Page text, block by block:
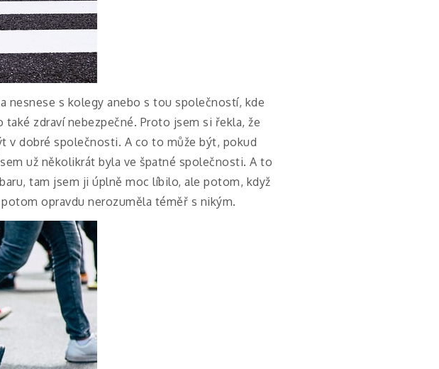
nesnese s kolegy anebo s tou společností, kde
zdraví nebezpečné. Proto jsem si řekla, že
v dobré společnosti. A co to může být, pokud
už několikrát byla ve špatné společnosti. A to
tam jsem ji úplně moc líbilo, ale potom, když
opravdu nerozuměla téměř s nikým.